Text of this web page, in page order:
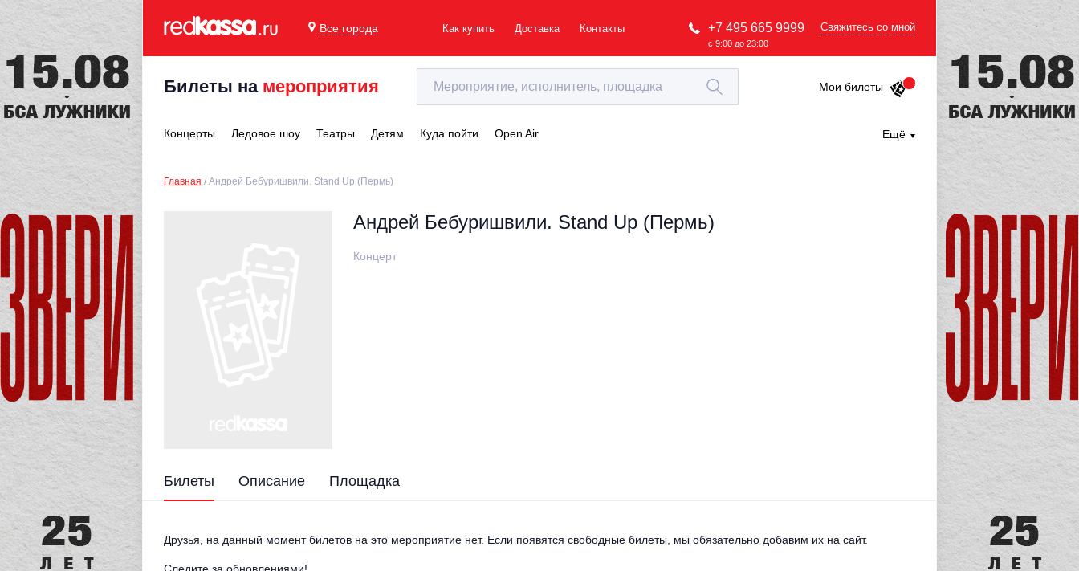
Все города Как купить Доставка Контакты +7 495 665 9999
с 9:00 до 23:00
Свяжитесь со мной
Билеты на мероприятия Мои билеты
Концерты Ледовое шоу Театры Детям Куда пойти Open Air Ещё
Главная Андрей Бебуришвили. Stand Up (Пермь)
Андрей Бебуришвили. Stand Up (Пермь)
Концерт
Билеты Описание Площадка
Друзья, на данный момент билетов на это мероприятие нет. Если появятся свободные билеты, мы обязательно добавим их на сайт.